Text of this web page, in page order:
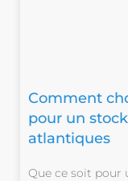
Comment
pour un
atlantiques
Que ce soit pour